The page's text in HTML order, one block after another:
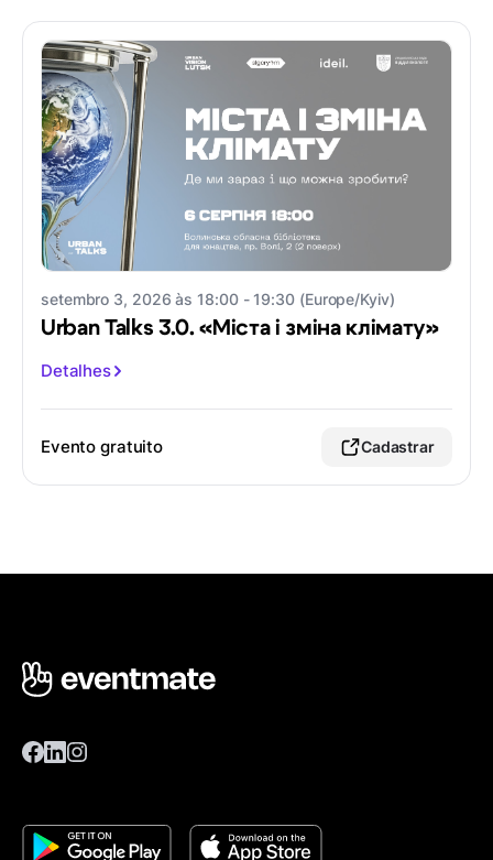
setembro 3, 2026 às 18:00 - 19:30 (Europe/Kyiv)
Urban Talks 3.0. «Міста і зміна клімату»
Detalhes
Evento gratuito Cadastrar